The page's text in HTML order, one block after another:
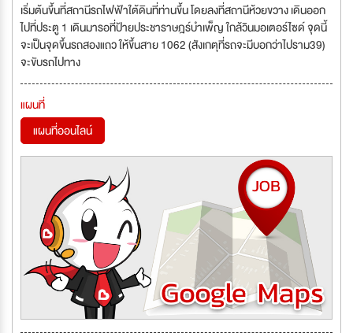
เริ่มต้นขึ้นที่สถานีรถไฟฟ้าใต้ดินที่ท่านขึ้น โดยลงที่สถานีห้วยขวาง เดินออก
ไปที่ประตู 1 เดินมารอที่ป้ายประชาราษฎร์บำเพ็ญ ใกล้วินมอเตอร์ไซด์ จุดนี้
จะเป็นจุดขึ้นรถสองแถว ให้ขึ้นสาย 1062 (สังเกตุที่รถจะมีบอกว่าไปราม39)
จะขับรถไปทาง
แผนที่
แผนที่ออนไลน์